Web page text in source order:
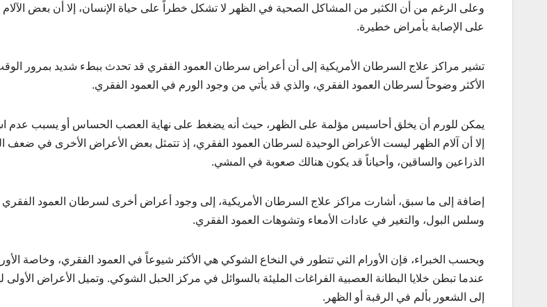
وعلى الرغم من أن الكثير من المشاكل الصحية في الظهر لا تشكل خطراً على حياة الإنسان، إلا أن بعض الآلام
على الإصابة بأمراض خطيرة.
تشير مراكز علاج السرطان الأمريكية إلى أن أعراض سرطان العمود الفقري قد تحدث ببطء شديد بمرور الوقت،
الأكثر وضوحاً لسرطان العمود الفقري، والذي قد يأتي من وجود الورم في العمود الفقري.
يمكن للورم أن يخلق أحاسيس مؤلمة على الظهر، حيث أنه يضغط على نهاية العصب الحساس أو يسبب عدم
إلا أن آلام الظهر ليست الأعراض الوحيدة لسرطان العمود الفقري، إذ تتمثل بعض الأعراض الأخرى في ضعف
الذراعين والساقين، وأحياناً قد يكون هنالك صعوبة في المشي.
إضافة إلى ما سبق، أشارت مراكز علاج السرطان الأمريكية، إلى وجود أعراض أخرى لسرطان العمود
وسلس البول، والتغير في عادات الأمعاء وتشوهات العمود الفقري.
وبحسب الخبراء، فإن الأورام التي تتطور في النخاع الشوكي هي الأكثر شيوعاً في العمود الفقري، وخاصة
عندما تبطن خلايا البطانة العصبية الفراغات المليئة بالسوائل في مركز الحبل الشوكي. وتميل الأعراض
إلى الشعور بألم في الرقبة أو الظهر.